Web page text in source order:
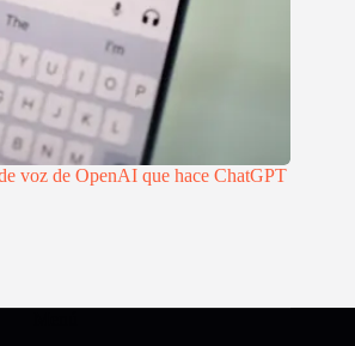
voz de OpenAI que hace ChatGPT